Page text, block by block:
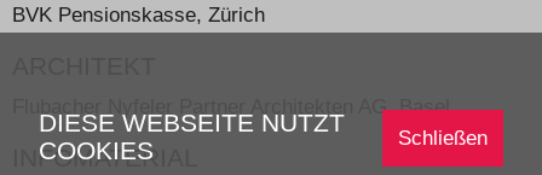
BVK Pensionskasse, Zürich
Flubacher Nyfeler Partner Architekten AG, Basel
INFOMATERIAL
Schließen
DIESE WEBSEITE NUTZT
COOKIES